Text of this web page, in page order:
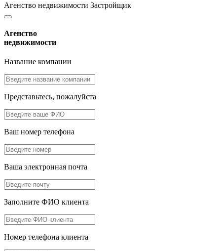
Агенство недвижимости Застройщик
Агенство
недвижимости
Название компании
Представьтесь, пожалуйста
Ваш номер телефона
Ваша электронная почта
Заполните ФИО клиента
Номер телефона клиента